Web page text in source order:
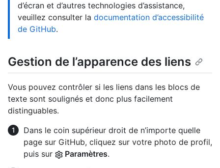
d’écran et d’autres technologies d’assistance,
veuillez consulter la documentation d’accessibilité
de GitHub.
Gestion de l’apparence des liens
Vous pouvez contrôler si les liens dans les blocs de
texte sont soulignés et donc plus facilement
distinguables.
Dans le coin supérieur droit de n’importe quelle
page sur GitHub, cliquez sur votre photo de profil,
puis sur
Paramètres.